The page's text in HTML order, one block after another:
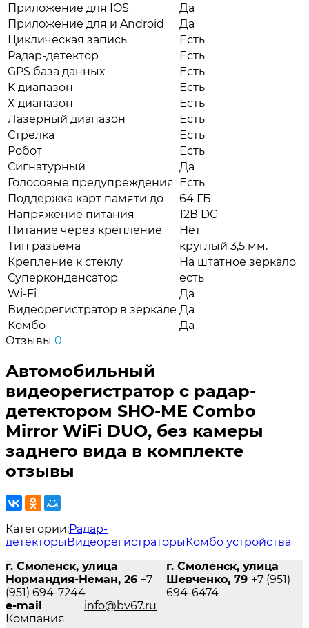
Приложение для IOS
Да
Приложение для и Android
Да
Циклическая запись
Есть
Радар-детектор
Есть
GPS база данных
Есть
K диапазон
Есть
X диапазон
Есть
Лазерный диапазон
Есть
Стрелка
Есть
Робот
Есть
Сигнатурный
Да
Голосовые предупреждения Есть
Поддержка карт памяти до
64 ГБ
Напряжение питания
12В DC
Питание через крепление
Нет
Тип разъёма
круглый 3,5 мм.
Крепление к стеклу
На штатное зеркало
Суперконденсатор
есть
Wi-Fi
Да
Видеорегистратор в зеркале Да
Комбо
Да
Отзывы 0
Автомобильный
видеорегистратор с радар-
детектором SHO-ME Combo
Mirror WiFi DUO, без камеры
заднего вида в комплекте
отзывы
Категории:Радар-
детекторыВидеорегистраторыКомбо устройства
г. Смоленск, улица
Нормандия-Неман, 26 +7
(951) 694-7244
г. Смоленск, улица
Шевченко, 79 +7 (951)
694-6474
e-mail
info@bv67.ru
Компания